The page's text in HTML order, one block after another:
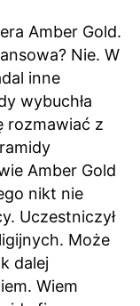
Amber Gold.
Nie. W
inne
wybuchła
rozmawiać z
Amber Gold
nikt nie
Uczestniczył
Może
dalej
Wiem